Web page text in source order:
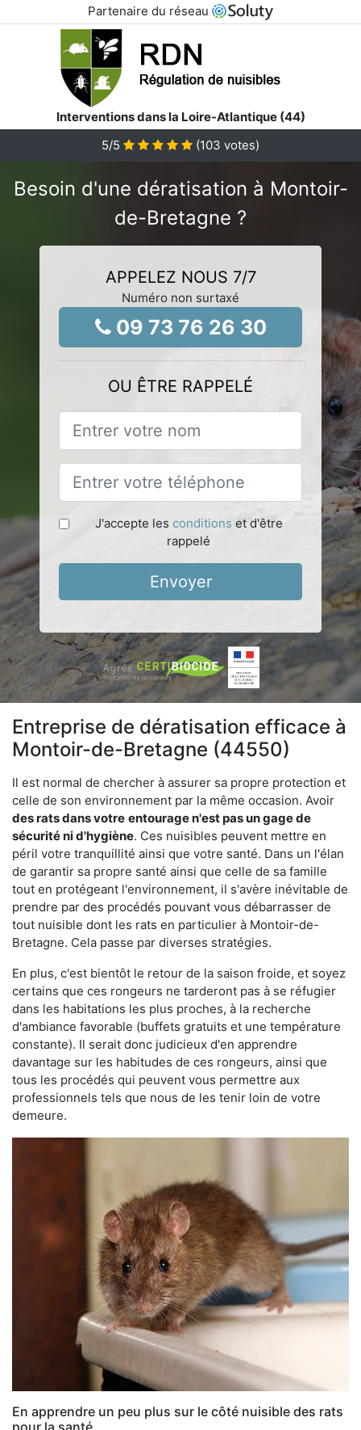
Partenaire du réseau
Interventions dans la Loire-Atlantique (44)
5/5 (103 votes)
Besoin d'une dératisation à Montoir-
de-Bretagne ?
APPELEZ NOUS 7/7
Numéro non surtaxé
09 73 76 26 30
OU ÊTRE RAPPELÉ
J'accepte les conditions et d'être
rappelé
Envoyer
Entreprise de dératisation efficace à
Montoir-de-Bretagne (44550)
Il est normal de chercher à assurer sa propre protection et
celle de son environnement par la même occasion. Avoir
des rats dans votre entourage n'est pas un gage de
sécurité ni d'hygiène. Ces nuisibles peuvent mettre en
péril votre tranquillité ainsi que votre santé. Dans un l'élan
de garantir sa propre santé ainsi que celle de sa famille
tout en protégeant l'environnement, il s'avère inévitable de
prendre par des procédés pouvant vous débarrasser de
tout nuisible dont les rats en particulier à Montoir-de-
Bretagne. Cela passe par diverses stratégies.
En plus, c'est bientôt le retour de la saison froide, et soyez
certains que ces rongeurs ne tarderont pas à se réfugier
dans les habitations les plus proches, à la recherche
d'ambiance favorable (buffets gratuits et une température
constante). Il serait donc judicieux d'en apprendre
davantage sur les habitudes de ces rongeurs, ainsi que
tous les procédés qui peuvent vous permettre aux
professionnels tels que nous de les tenir loin de votre
demeure.
En apprendre un peu plus sur le côté nuisible des rats
pour la santé